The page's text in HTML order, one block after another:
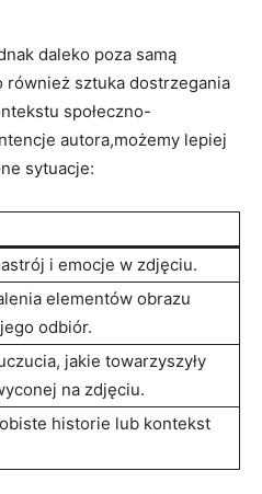
daleko poza samą
⁣również sztuka dostrzegania
społeczno-
autora,możemy lepiej
sytuacje:
i emocje w zdjęciu.
elementów obrazu
odbiór.
jakie⁢ towarzyszyły
na zdjęciu.
historie lub kontekst